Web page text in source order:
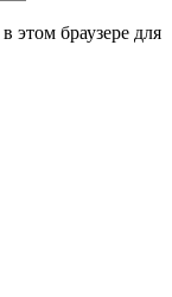
этом браузере для